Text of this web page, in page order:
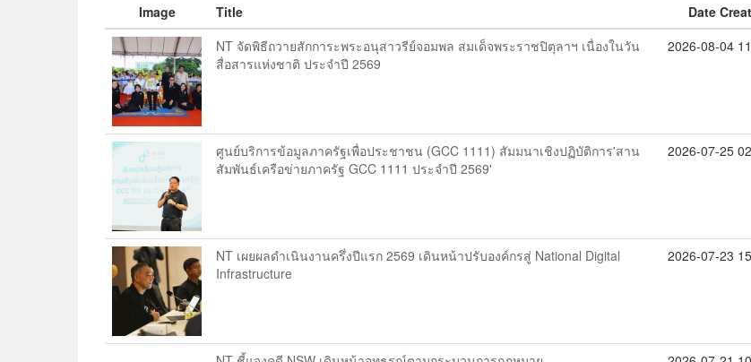
Image Title Date
NT จัดพิธีถวายสักการะพระอนุสาวรีย์จอมพล สมเด็จพระราชปิตุลาฯ เนื่องในวัน
สื่อสารแห่งชาติ ประจำปี 2569
2026-08-04
ศูนย์บริการข้อมูลภาครัฐเพื่อประชาชน (GCC 1111) สัมมนาเชิงปฏิบัติการ'สาน
สัมพันธ์เครือข่ายภาครัฐ GCC 1111 ประจำปี 2569'
2026-07-25
NT เผยผลดำเนินงานครึ่งปีแรก 2569 เดินหน้าปรับองค์กรสู่ National Digital
Infrastructure
2026-07-23